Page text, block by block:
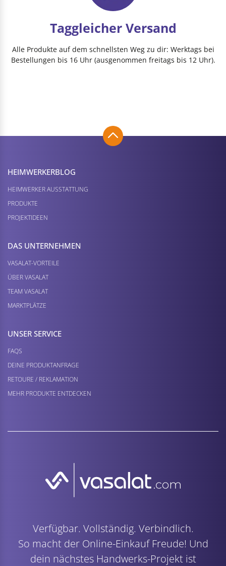
Taggleicher Versand
Alle Produkte auf dem schnellsten Weg zu dir: Werktags bei
Bestellungen bis 16 Uhr (ausgenommen freitags bis 12 Uhr).
HEIMWERKER­BLOG
HEIMWERKER AUSSTATTUNG
PRODUKTE
PROJEKTIDEEN
DAS UNTERNEHMEN
VASALAT-VORTEILE
ÜBER VASALAT
TEAM VASALAT
MARKTPLÄTZE
UNSER SERVICE
FAQS
DEINE PRODUKTANFRAGE
RETOURE / REKLAMATION
MEHR PRODUKTE ENTDECKEN
Verfügbar. Vollständig. Verbindlich.
So macht der Online-Einkauf Freude! Und
dein nächstes Handwerks-Projekt ist